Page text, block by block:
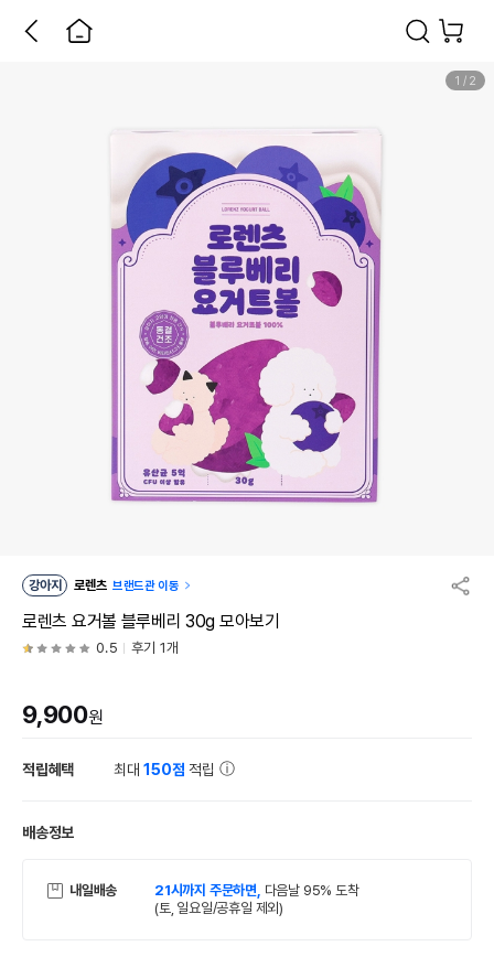
1 / 2
강아지 로렌츠 브랜드관 이동
로렌츠 요거볼 블루베리 30g 모아보기
0.5 후기 1개
9,900원
적립혜택 최대150점 적립
배송정보
내일배송 21시까지 주문하면, 다음날 95% 도착
(토, 일요일/공휴일 제외)